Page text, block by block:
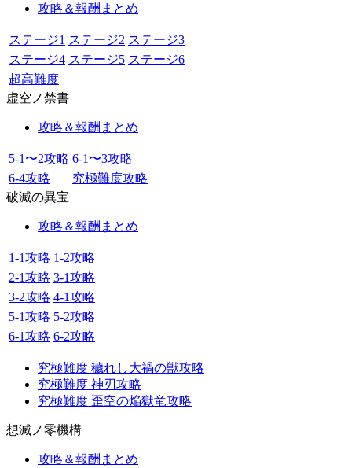
攻略＆報酬まとめ
ステージ1 ステージ2 ステージ3
ステージ4 ステージ5 ステージ6
超高難度
虚空ノ禁書
攻略＆報酬まとめ
5-1〜2攻略 6-1〜3攻略
6-4攻略
究極難度攻略
破滅の異宝
攻略＆報酬まとめ
1-1攻略 1-2攻略
2-1攻略 3-1攻略
3-2攻略 4-1攻略
5-1攻略 5-2攻略
6-1攻略 6-2攻略
究極難度 穢れし大禍の獣攻略
究極難度 神刃攻略
究極難度 歪空の焔獄竜攻略
想滅ノ零機構
攻略＆報酬まとめ